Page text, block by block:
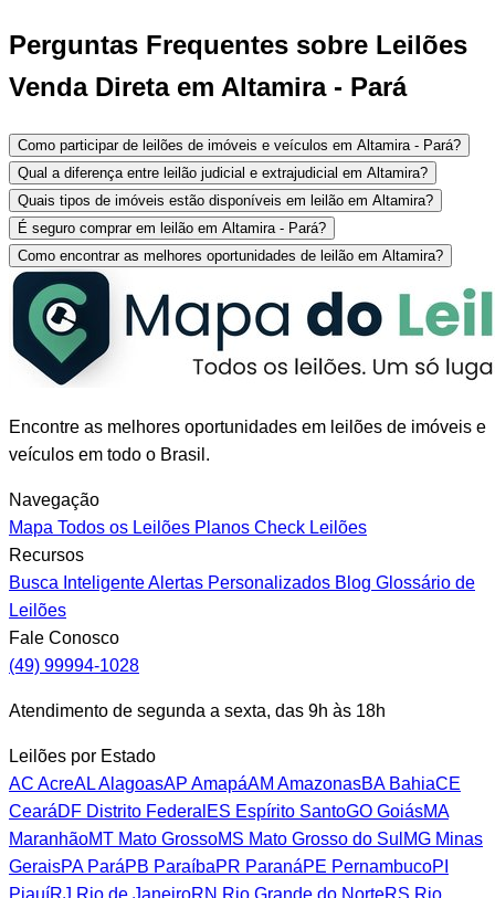
Perguntas Frequentes sobre Leilões
Venda Direta em Altamira - Pará
Como participar de leilões de imóveis e veículos em Altamira - Pará?
Qual a diferença entre leilão judicial e extrajudicial em Altamira?
Quais tipos de imóveis estão disponíveis em leilão em Altamira?
É seguro comprar em leilão em Altamira - Pará?
Como encontrar as melhores oportunidades de leilão em Altamira?
Encontre as melhores oportunidades em leilões de imóveis e
veículos em todo o Brasil.
Navegação
Mapa Todos os Leilões Planos Check Leilões
Recursos
Busca InteligenteAlertas Personalizados Blog Glossário de
Leilões
Fale Conosco
(49) 99994-1028
Atendimento de segunda a sexta, das 9h às 18h
Leilões por Estado
AC AcreALAlagoasAP AmapáAM AmazonasBABahiaCE
CearáDF Distrito Federal ES Espírito SantoGO GoiásMA
MaranhãoMT Mato GrossoMS Mato Grosso do Sul MG Minas
GeraisPAParáPB ParaíbaPR ParanáPE PernambucoPI
PiauíRJ Rio de JaneiroRN Rio Grande do NorteRS Rio